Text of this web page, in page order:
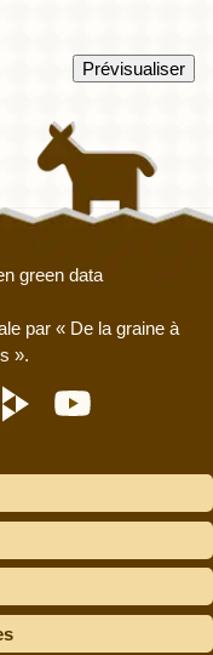
green data
par « De la graine à
».